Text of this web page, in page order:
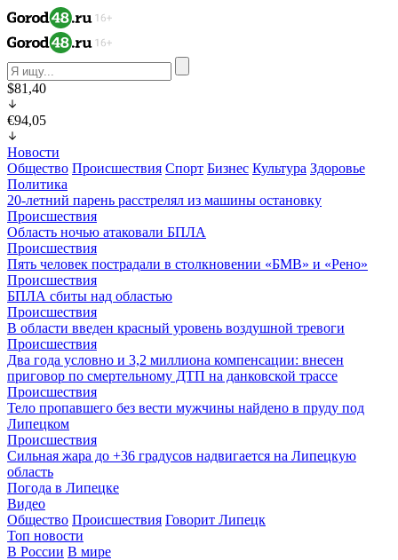
$81,40
€94,05
Новости
Общество Происшествия Спорт Бизнес Культура Здоровье
Политика
20-летний парень расстрелял из машины остановку
Происшествия
Область ночью атаковали БПЛА
Происшествия
Пять человек пострадали в столкновении «БМВ» и «Рено»
Происшествия
БПЛА сбиты над областью
Происшествия
В области введен красный уровень воздушной тревоги
Происшествия
Два года условно и 3,2 миллиона компенсации: внесен
приговор по смертельному ДТП на данковской трассе
Происшествия
Тело пропавшего без вести мужчины найдено в пруду под
Липецком
Происшествия
Сильная жара до +36 градусов надвигается на Липецкую
область
Погода в Липецке
Видео
Общество Происшествия Говорит Липецк
Топ новости
В России В мире